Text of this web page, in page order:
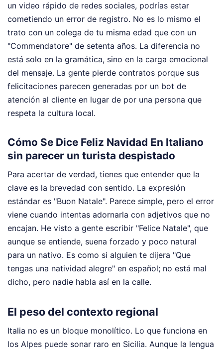
un video rápido de redes sociales, podrías estar
cometiendo un error de registro. No es lo mismo el
trato con un colega de tu misma edad que con un
"Commendatore" de setenta años. La diferencia no
está solo en la gramática, sino en la carga emocional
del mensaje. La gente pierde contratos porque sus
felicitaciones parecen generadas por un bot de
atención al cliente en lugar de por una persona que
respeta la cultura local.
Cómo Se Dice Feliz Navidad En Italiano
sin parecer un turista despistado
Para acertar de verdad, tienes que entender que la
clave es la brevedad con sentido. La expresión
estándar es "Buon Natale". Parece simple, pero el error
viene cuando intentas adornarla con adjetivos que no
encajan. He visto a gente escribir "Felice Natale", que
aunque se entiende, suena forzado y poco natural
para un nativo. Es como si alguien te dijera "Que
tengas una natividad alegre" en español; no está mal
dicho, pero nadie habla así en la calle.
El peso del contexto regional
Italia no es un bloque monolítico. Lo que funciona en
los Alpes puede sonar raro en Sicilia. Aunque la lengua